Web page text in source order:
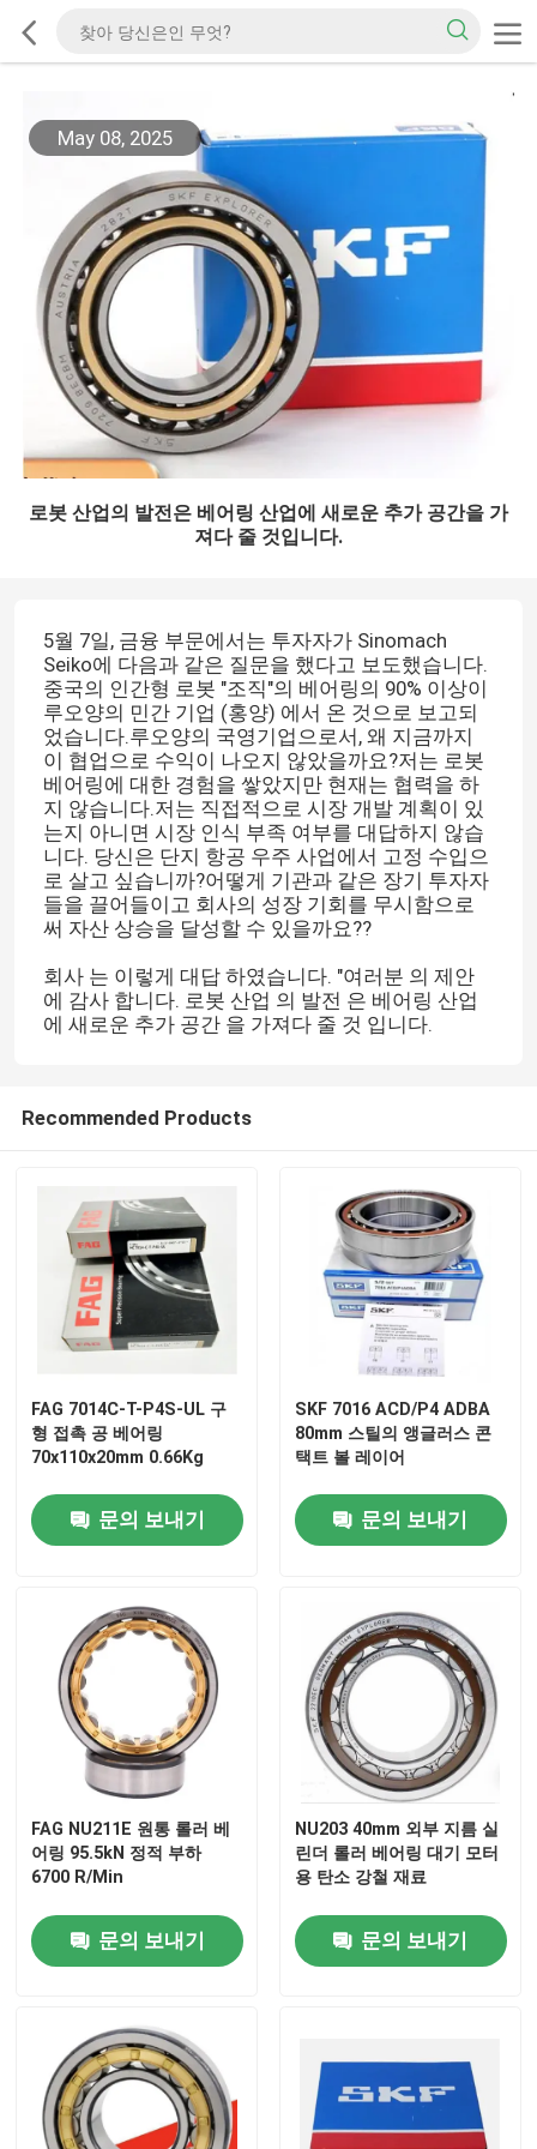
May 08, 2025
로봇 산업의 발전은 베어링 산업에 새로운 추가 공간을 가
져다 줄 것입니다.
5월 7일, 금융 부문에서는 투자자가 Sinomach
Seiko에 다음과 같은 질문을 했다고 보도했습니다.
중국의 인간형 로봇 "조직"의 베어링의 90% 이상이
루오양의 민간 기업 (홍양) 에서 온 것으로 보고되
었습니다.루오양의 국영기업으로서, 왜 지금까지
이 협업으로 수익이 나오지 않았을까요?저는 로봇
베어링에 대한 경험을 쌓았지만 현재는 협력을 하
지 않습니다.저는 직접적으로 시장 개발 계획이 있
는지 아니면 시장 인식 부족 여부를 대답하지 않습
니다. 당신은 단지 항공 우주 사업에서 고정 수입으
로 살고 싶습니까?어떻게 기관과 같은 장기 투자자
들을 끌어들이고 회사의 성장 기회를 무시함으로
써 자산 상승을 달성할 수 있을까요??
회사 는 이렇게 대답 하였습니다. "여러분 의 제안
에 감사 합니다. 로봇 산업 의 발전 은 베어링 산업
에 새로운 추가 공간 을 가져다 줄 것 입니다.
Recommended Products
FAG 7014C-T-P4S-UL 구
형 접촉 공 베어링
70x110x20mm 0.66Kg
문의 보내기
SKF 7016 ACD/P4 ADBA
80mm 스틸의 앵글러스 콘
택트 볼 레이어
문의 보내기
FAG NU211E 원통 롤러 베
어링 95.5kN 정적 부하
6700 R/Min
문의 보내기
NU203 40mm 외부 지름 실
린더 롤러 베어링 대기 모터
용 탄소 강철 재료
문의 보내기